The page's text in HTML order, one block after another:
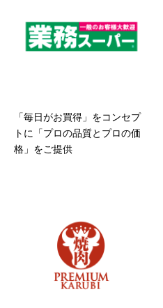
「毎日がお買得」をコンセプ
トに「プロの品質とプロの価
格」をご提供